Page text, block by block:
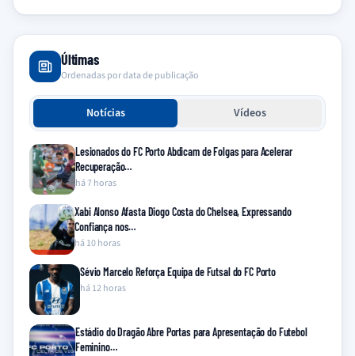
Últimas
Ordenadas por data de publicação
Notícias Vídeos
Lesionados do FC Porto Abdicam de Folgas para Acelerar
Recuperação…
há 7 horas
Xabi Alonso Afasta Diogo Costa do Chelsea, Expressando
Confiança nos…
há 10 horas
Sévio Marcelo Reforça Equipa de Futsal do FC Porto
há 12 horas
Estádio do Dragão Abre Portas para Apresentação do Futebol
Feminino…